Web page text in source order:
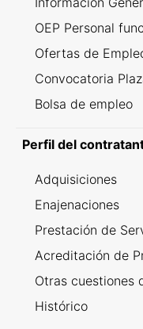
OEP Personal
Ofertas de
Convocatoria
Bolsa de empleo
Perfil del
Adquisiciones
Enajenaciones
Prestación de
Acreditación de
Otras cuestiones
Histórico